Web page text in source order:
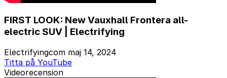
FIRST LOOK: New Vauxhall Frontera all-
electric SUV | Electrifying
Electrifyingcom maj 14, 2024
Titta på YouTube
Videorecension